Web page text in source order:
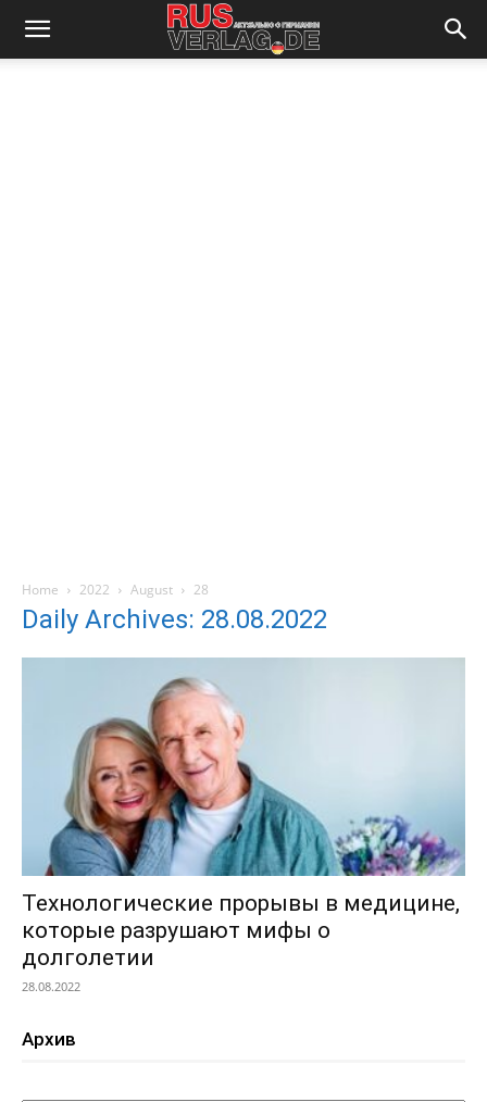
Home 2022 August 28
Daily Archives: 28.08.2022
Технологические прорывы в медицине,
которые разрушают мифы о
долголетии
28.08.2022
Архив
Архив